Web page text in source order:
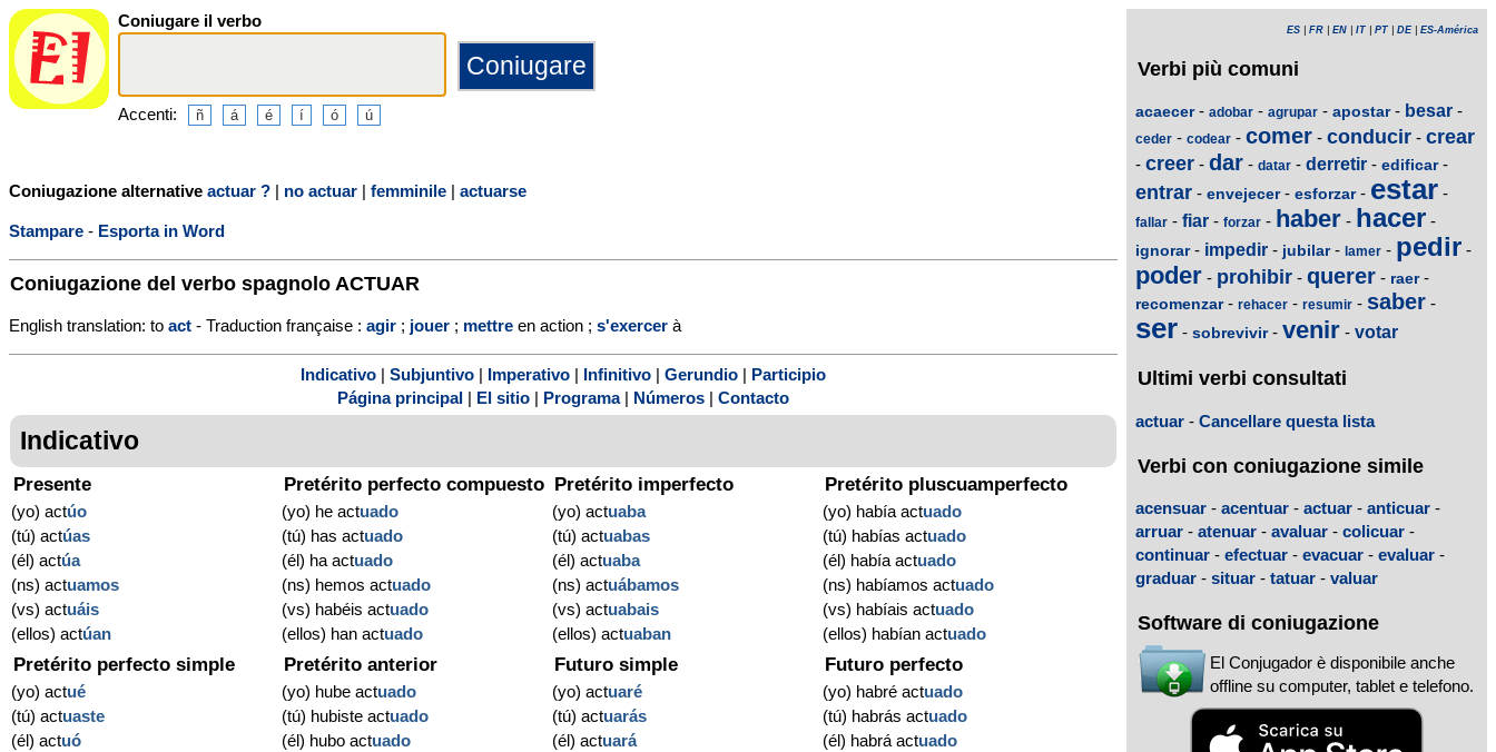
Coniugare il verbo
Accenti:
Coniugazione alternative actuar ? | no actuar | femminile | actuarse
Stampare - Esporta in Word
Coniugazione del verbo spagnolo ACTUAR
English translation: to act - Traduction française : agir ; jouer ; mettre en action ; s'exercer à
Indicativo Subjuntivo Imperativo Infinitivo Gerundio
Participio
Página principal
El sitio Programa| Números Contacto
Indicativo
Presente
(yo) actúo
(tú) actúas
(él) actúa
(ns) actuamos
(vs) actuáis
(ellos) actúan
Pretérito perfecto compuesto
(yo) he actuado
(tú) has actuado
(él) ha actuado
(ns) hemos actuado
(vs) habéis actuado
(ellos) han actuado
Pretérito imperfecto
(yo) actuaba
(tú) actuabas
(él) actuaba
(ns) actuábamos
(vs) actuabais
(ellos) actuaban
Pretérito pluscuamperfecto
(yo) había actuado
(tú) habías actuado
(él) había actuado
(ns) habíamos actuado
(vs) habíais actuado
(ellos) habían actuado
Pretérito perfecto simple
(yo) actué
(tú) actuaste
(él) actuó
Pretérito anterior
(yo) hube actuado
(tú) hubiste actuado
(él) hubo actuado
Futuro simple
(yo) actuaré
(tú) actuarás
(él) actuará
Futuro perfecto
(yo) habré actuado
(tú) habrás actuado
(él) habrá actuado
ES FR EN IT PT DE| ES-América
Verbi più comuni
acaecer- adobar - agrupar - apostar- besar -
ceder - codear - comer - conducir - crear
- creer - dar - datar - derretir - edificar-
entrar - envejecer- esforzar- estar -
fallar - fiar - forzar - haber - hacer -
ignorar- impedir - jubilar- lamer - pedir -
poder - prohibir - querer - raer-
recomenzar- rehacer - resumir - saber -
ser - sobrevivir- venir - votar
Ultimi verbi consultati
actuar - Cancellare questa lista
Verbi con coniugazione simile
acensuar - acentuar - actuar - anticuar -
arruar - atenuar - avaluar - colicuar -
continuar - efectuar - evacuar - evaluar -
graduar - situar - tatuar - valuar
Software di coniugazione
El Conjugador è disponibile anche
offline su computer, tablet e telefono.